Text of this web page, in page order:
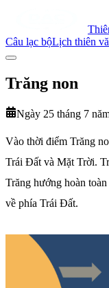
Câu lạc bộLịch thiên
Trăng non
Ngày 25 tháng 7
Vào thời điểm Trăng
Trái Đất và Mặt Trời.
Trăng hướng hoàn
về phía Trái Đất.